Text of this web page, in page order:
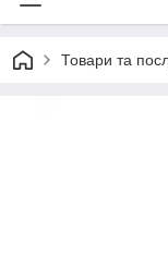
Товари та